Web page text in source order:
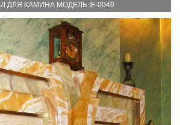
ДЛЯ КАМИНА МОДЕЛЬ IF-0049